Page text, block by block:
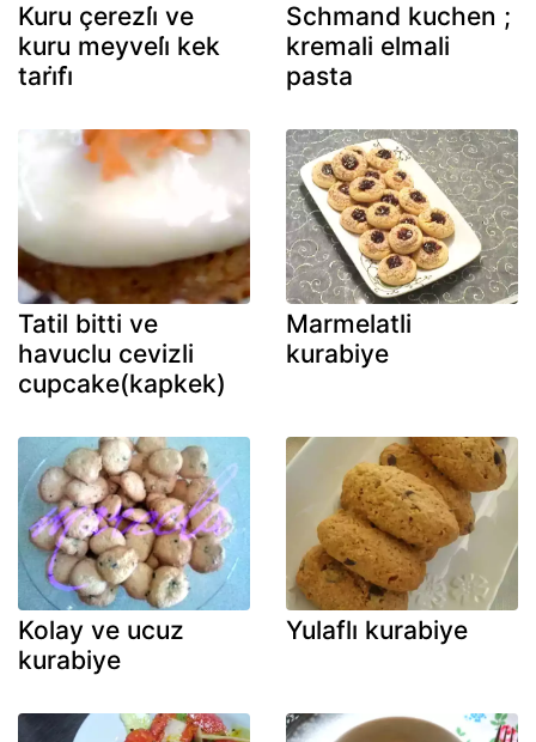
Kuru çerezli̇ ve
kuru meyveli̇ kek
tari̇fi̇
Schmand kuchen ;
kremali elmali
pasta
Tatil bitti ve
havuclu cevizli
cupcake(kapkek)
Marmelatli
kurabiye
Kolay ve ucuz
kurabiye
Yulaflı kurabiye